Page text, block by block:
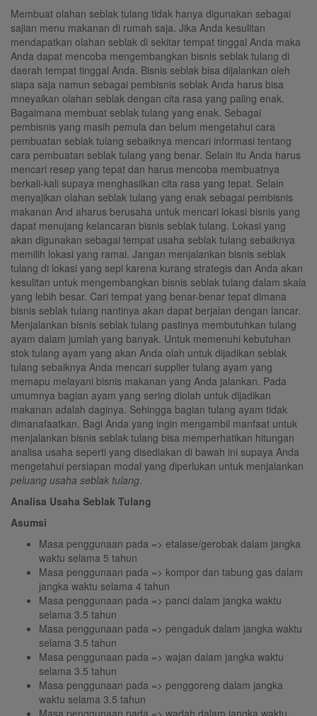
Membuat olahan seblak tulang tidak hanya digunakan sebagai
sajian menu makanan di rumah saja. Jika Anda kesulitan
mendapatkan olahan seblak di sekitar tempat tinggal Anda maka
Anda dapat mencoba mengembangkan bisnis seblak tulang di
daerah tempat tinggal Anda. Bisnis seblak bisa dijalankan oleh
siapa saja namun sebagai pembisnis seblak Anda harus bisa
mneyaikan olahan seblak dengan cita rasa yang paling enak.
Bagaimana membuat seblak tulang yang enak. Sebagai
pembisnis yang masih pemula dan belum mengetahui cara
pembuatan seblak tulang sebaiknya mencari informasi tentang
cara pembuatan seblak tulang yang benar. Selain itu Anda harus
mencari resep yang tepat dan harus mencoba membuatnya
berkali-kali supaya menghasilkan cita rasa yang tepat. Selain
menyajikan olahan seblak tulang yang enak sebagai pembisnis
makanan And aharus berusaha untuk mencari lokasi bisnis yang
dapat menujang kelancaran bisnis seblak tulang. Lokasi yang
akan digunakan sebagai tempat usaha seblak tulang sebaiknya
memilih lokasi yang ramai. Jangan menjalankan bisnis seblak
tulang di lokasi yang sepi karena kurang strategis dan Anda akan
kesulitan untuk mengembangkan bisnis seblak tulang dalam skala
yang lebih besar. Cari tempat yang benar-benar tepat dimana
bisnis seblak tulang nantinya akan dapat berjalan dengan lancar.
Menjalankan bisnis seblak tulang pastinya membutuhkan tulang
ayam dalam jumlah yang banyak. Untuk memenuhi kebutuhan
stok tulang ayam yang akan Anda olah untuk dijadikan seblak
tulang sebaiknya Anda mencari supplier tulang ayam yang
memapu melayani bisnis makanan yang Anda jalankan. Pada
umumnya bagian ayam yang sering diolah untuk dijadikan
makanan adalah daginya. Sehingga bagian tulang ayam tidak
dimanafaatkan. Bagi Anda yang ingin mengambil manfaat untuk
menjalankan bisnis seblak tulang bisa memperhatikan hitungan
analisa usaha seperti yang disediakan di bawah ini supaya Anda
mengetahui persiapan modal yang diperlukan untuk menjalankan
peluang usaha seblak tulang.
Analisa Usaha Seblak Tulang
Asumsi
Masa penggunaan pada => etalase/gerobak dalam jangka
waktu selama 5 tahun
Masa penggunaan pada => kompor dan tabung gas dalam
jangka waktu selama 4 tahun
Masa penggunaan pada => panci dalam jangka waktu
selama 3.5 tahun
Masa penggunaan pada => pengaduk dalam jangka waktu
selama 3.5 tahun
Masa penggunaan pada => wajan dalam jangka waktu
selama 3.5 tahun
Masa penggunaan pada => penggoreng dalam jangka
waktu selama 3.5 tahun
Masa penggunaan pada => wadah dalam jangka waktu